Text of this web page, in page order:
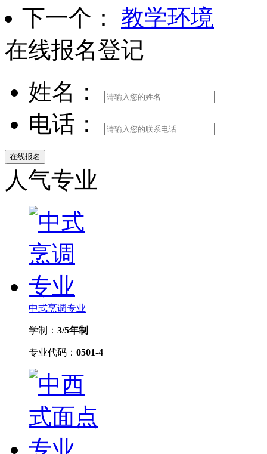
下一个： 教学环境
在线报名登记
姓名：
电话：
人气专业
中式烹调专业
学制： 3/5年制
专业代码： 0501-4